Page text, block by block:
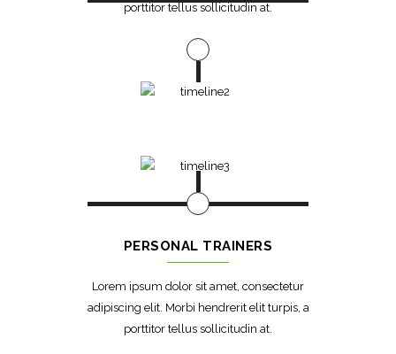
porttitor tellus sollicitudin at.
PERSONAL TRAINERS
Lorem ipsum dolor sit amet, consectetur
adipiscing elit. Morbi hendrerit elit turpis, a
porttitor tellus sollicitudin at.